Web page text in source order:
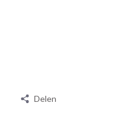
Delen